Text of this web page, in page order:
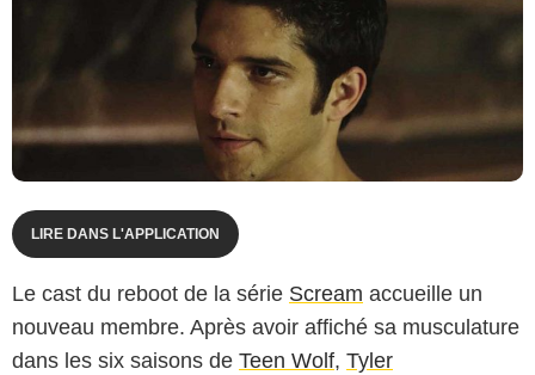
LIRE DANS L'APPLICATION
Le cast du reboot de la série Scream accueille un
nouveau membre. Après avoir affiché sa musculature
dans les six saisons de Teen Wolf, Tyler